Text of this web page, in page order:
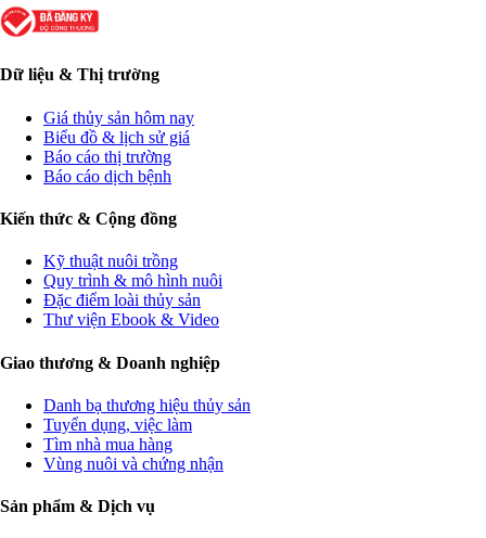
Dữ liệu & Thị trường
Giá thủy sản hôm nay
Biểu đồ & lịch sử giá
Báo cáo thị trường
Báo cáo dịch bệnh
Kiến thức & Cộng đồng
Kỹ thuật nuôi trồng
Quy trình & mô hình nuôi
Đặc điểm loài thủy sản
Thư viện Ebook & Video
Giao thương & Doanh nghiệp
Danh bạ thương hiệu thủy sản
Tuyển dụng, việc làm
Tìm nhà mua hàng
Vùng nuôi và chứng nhận
Sản phẩm & Dịch vụ